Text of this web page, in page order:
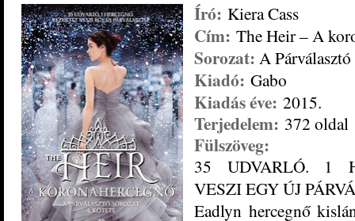
Író: Kiera Cass
Cím: The Heir – A
Sorozat: A
Kiadó: Gabo
Kiadás éve: 2015.
Terjedelem: 372 oldal
Fülszöveg:
35 UDVARLÓ. 1
VESZI EGY ÚJ
Eadlyn hercegnő